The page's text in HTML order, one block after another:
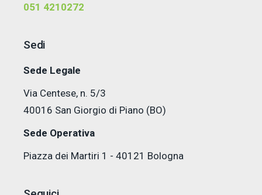
051 4210272
Sedi
Sede Legale
Via Centese, n. 5/3
40016 San Giorgio di Piano (BO)
Sede Operativa
Piazza dei Martiri 1 - 40121 Bologna